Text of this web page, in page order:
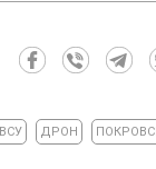
ВСУ ДРОН